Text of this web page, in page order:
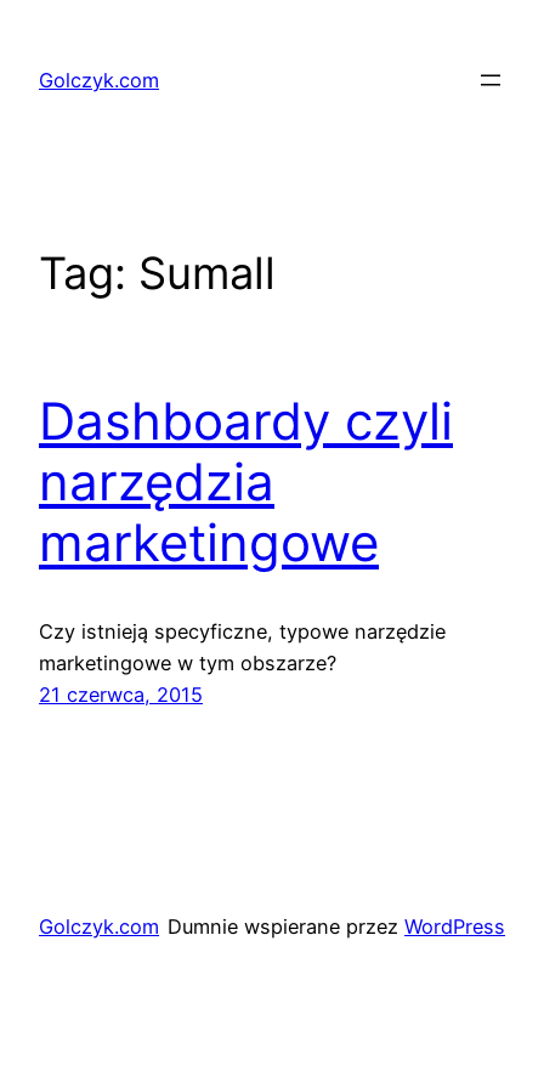
treściGolczyk.com
Tag: Sumall
Dashboardy czyli
narzędzia
marketingowe
Czy istnieją specyficzne, typowe narzędzie
marketingowe w tym obszarze?
21 czerwca, 2015
Golczyk.com Dumnie wspierane przez WordPress